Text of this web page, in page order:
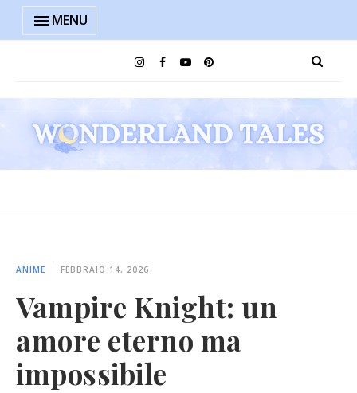
MENU
ANIME FEBBRAIO 14, 2026
Vampire Knight: un
amore eterno ma
impossibile